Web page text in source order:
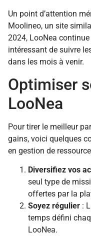
Un point d’attention
Moolineo, un site
2024, LooNea
intéressant de suivre
dans les mois à venir.
Optimiser
LooNea
Pour tirer le meilleur
gains, voici quelques
en gestion de
Diversifiez vos
seul type de
offertes par la
Soyez régulier :
temps défini
LooNea.